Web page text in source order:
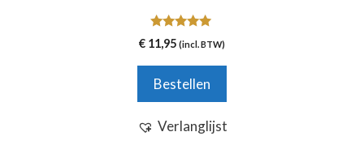
5.00
van 5
€ 11,95 (incl. BTW)
Bestellen
Verlanglijst